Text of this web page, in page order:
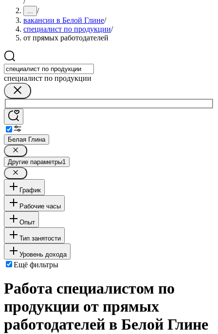
... /
вакансии в Белой Глине/
специалист по продукции/
от прямых работодателей
специалист по продукции
Белая Глина
Другие параметры1
График
Рабочие часы
Опыт
Тип занятости
Уровень дохода
Ещё фильтры
Работа специалистом по
продукции от прямых
работодателей в Белой Глине